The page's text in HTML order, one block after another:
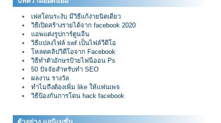
เฟสโดนระงับ มีวิธีแก้ง่ายนิดเดียว
วิธีเปิดสร้างรายได้จาก facebook 2020
แอพแต่งรูปการ์ตูนจีน
วิธีแปลงไฟล์ swf เป็นไฟล์วีดีโอ
โหลดคลิปวิดีโอจาก Facebook
วิธีทำตัวอักษรป้ายไฟนีออน Ps
50 ปัจจัยสำหรับทำ SEO
ผลงาน รางวัล
ทำไมถึงต้องเพิ่ม like ให้แฟนเพจ
วิธีป้องกันการโดน hack facebook